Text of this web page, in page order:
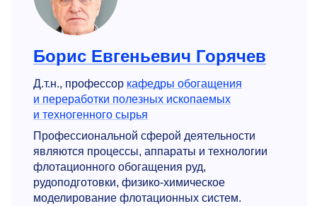
Борис Евгеньевич Горячев
Д.т.н., профессор кафедры обогащения
и переработки полезных ископаемых
и техногенного сырья
Профессиональной сферой деятельности
являются процессы, аппараты и технологии
флотационного обогащения руд,
рудоподготовки, физико-химическое
моделирование флотационных систем.